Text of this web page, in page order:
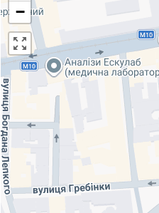
−